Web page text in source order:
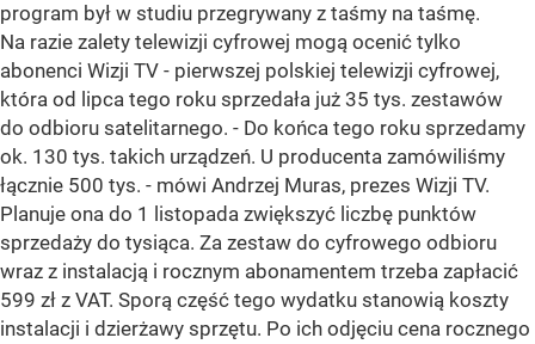
program był w studiu przegrywany z taśmy na taśmę.
Na razie zalety telewizji cyfrowej mogą ocenić tylko
abonenci Wizji TV - pierwszej polskiej telewizji cyfrowej,
która od lipca tego roku sprzedała już 35 tys. zestawów
do odbioru satelitarnego. - Do końca tego roku sprzedamy
ok. 130 tys. takich urządzeń. U producenta zamówiliśmy
łącznie 500 tys. - mówi Andrzej Muras, prezes Wizji TV.
Planuje ona do 1 listopada zwiększyć liczbę punktów
sprzedaży do tysiąca. Za zestaw do cyfrowego odbioru
wraz z instalacją i rocznym abonamentem trzeba zapłacić
599 zł z VAT. Sporą część tego wydatku stanowią koszty
instalacji i dzierżawy sprzętu. Po ich odjęciu cena rocznego